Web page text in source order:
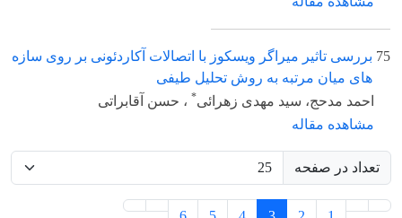
75 بررسی تاثیر میراگر ویسکوز با اتصالات آکاردئونی بر روی سازه
های میان مرتبه به روش تحلیل طیفی
احمد مدحج، سید مهدی زهرائی* ، حسن آقابراتی
مشاهده مقاله
تعداد در صفحه